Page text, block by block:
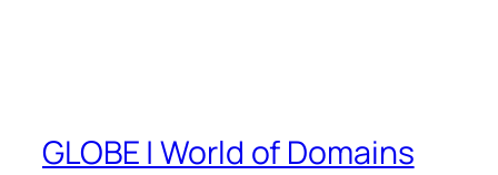
GLOBE | World of Domains